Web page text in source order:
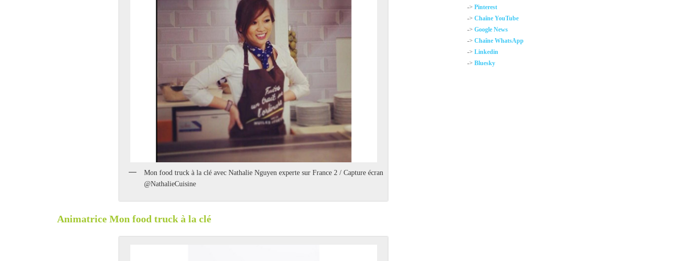
Mon food truck à la clé avec Nathalie Nguyen experte sur France 2 / Capture écran
@NathalieCuisine
Animatrice Mon food truck à la clé
->Pinterest
->Chaîne YouTube
->Google News
->Chaîne WhatsApp
->Linkedin
->Bluesky